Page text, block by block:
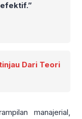
Dari Teori
manajerial,